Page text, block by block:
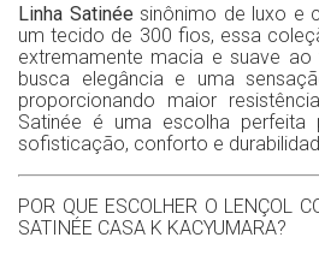
Linha Satinée sinônimo de luxo e
um tecido de 300 fios, essa
extremamente macia e suave ao
busca elegância e uma
proporcionando maior
Satinée é uma escolha perfeita
sofisticação, conforto e
POR QUE ESCOLHER O LENÇOL
SATINÉE CASA K KACYUMARA?